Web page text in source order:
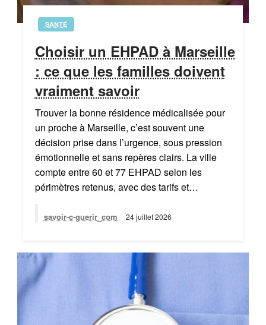
SANTÉ
Choisir un EHPAD à Marseille
: ce que les familles doivent
vraiment savoir
Trouver la bonne résidence médicalisée pour
un proche à Marseille, c’est souvent une
décision prise dans l’urgence, sous pression
émotionnelle et sans repères clairs. La ville
compte entre 60 et 77 EHPAD selon les
périmètres retenus, avec des tarifs et…
savoir-c-guerir_com 24 juillet 2026